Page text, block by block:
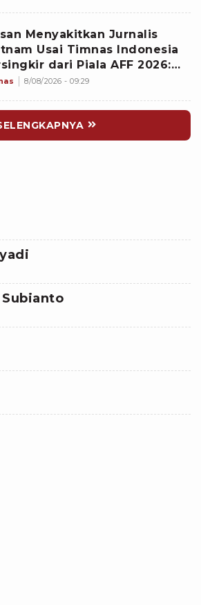
Menyakitkan Jurnalis
Usai Timnas Indonesia
dari Piala AFF 2026:
8/08/2026 - 09:29